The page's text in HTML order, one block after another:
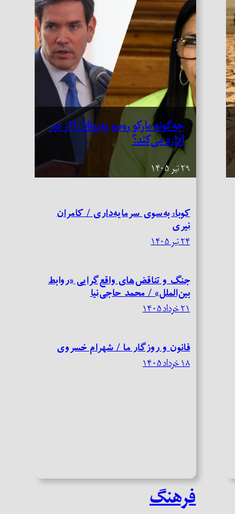
چه‌گونه مارکو روبیو ونزوئلا را از دور
اداره می‌کند؟
۲۹ تیر ۱۴۰۵
کوبا: به‌سوی سرمایه‌داری / کامران
نیری
۲۴ تیر ۱۴۰۵
جنگ و تناقض‌های واقع‌گرایی «روابط
بین‌الملل» / محمد حاجی‌نیا
۲۱ خرداد ۱۴۰۵
فانون و روزگار ما / شهرام خسروی
۱۸ خرداد ۱۴۰۵
فرهنگ